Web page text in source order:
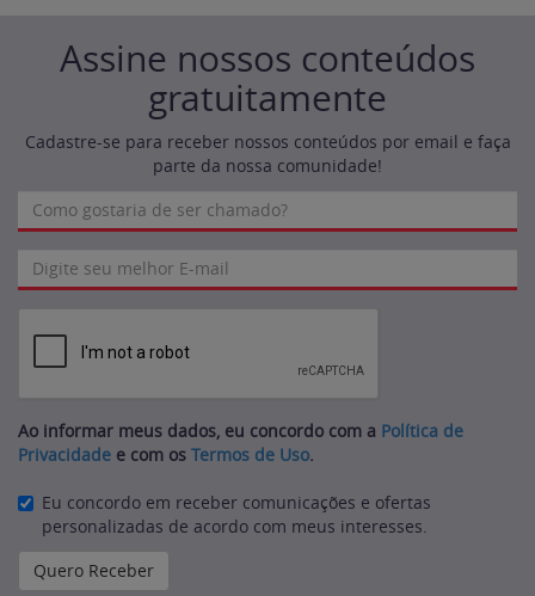
Assine nossos conteúdos
gratuitamente
Cadastre-se para receber nossos conteúdos por email e faça
parte da nossa comunidade!
Ao informar meus dados, eu concordo com a Política de
Privacidade e com os Termos de Uso.
Eu concordo em receber comunicações e ofertas
personalizadas de acordo com meus interesses.